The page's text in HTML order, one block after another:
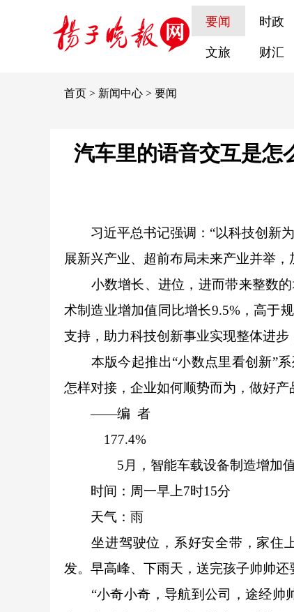
要闻 时政
文旅 财汇
首页 > 新闻中心 > 要闻
汽车里的语音交互是怎
习近平总书记强调：“以科技创新
展新兴产业、超前布局未来产业并举
小数增长、进位，进而带来整数的
术制造业增加值同比增长9.5%，高于
支持，助力科技创新事业实现整体进步
本版今起推出“小数点里看创新”系
怎样对接，企业如何顺势而为，做好产
——编 者
177.4%
5月，智能车载设备制造增加值
时间：周一早上7时15分
天气：雨
坐进驾驶位，系好安全带，家住上
发。早高峰、下雨天，送完孩子帅帅还
“小奇小奇，导航到公司，途经帅帅